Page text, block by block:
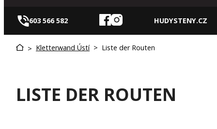
603 566 582 HUDYSTENY.CZ
> Kletterwand Ústí > Liste der Routen
LISTE DER ROUTEN